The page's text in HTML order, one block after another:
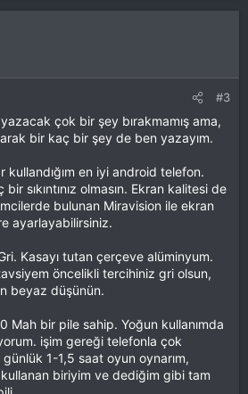
#3
çok bir şey bırakmamış ama,
bir kaç bir şey de ben yazayım.
en iyi android telefon.
sıkıntınız olmasın. Ekran kalitesi de
bulunan Miravision ile ekran
ayarlayabilirsiniz.
Kasayı tutan çerçeve alüminyum.
öncelikli tercihiniz gri olsun,
beyaz düşünün.
Mah bir pile sahip. Yoğun kullanımda
işim gereği telefonla çok
1-1,5 saat oyun oynarım,
biriyim ve dediğim gibi tam